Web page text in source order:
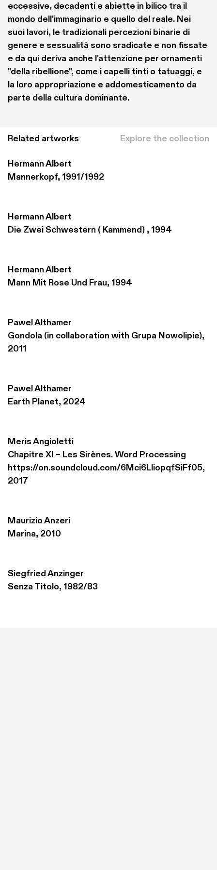
eccessive, decadenti e abiette in bilico tra il
mondo dell'immaginario e quello del reale. Nei
suoi lavori, le tradizionali percezioni binarie di
genere e sessualità sono sradicate e non fissate
e da qui deriva anche l'attenzione per ornamenti
"della ribellione", come i capelli tinti o tatuaggi, e
la loro appropriazione e addomesticamento da
parte della cultura dominante.
Related artworks Explore the collection
Hermann Albert
Mannerkopf, 1991/1992
Hermann Albert
Die Zwei Schwestern ( Kammend) , 1994
Hermann Albert
Mann Mit Rose Und Frau, 1994
Pawel Althamer
Gondola (in collaboration with Grupa Nowolipie),
2011
Pawel Althamer
Earth Planet, 2024
Meris Angioletti
Chapitre XI – Les Sirènes. Word Processing
https://on.soundcloud.com/6Mci6LliopqfSiFf05,
2017
Maurizio Anzeri
Marina, 2010
Siegfried Anzinger
Senza Titolo, 1982/83